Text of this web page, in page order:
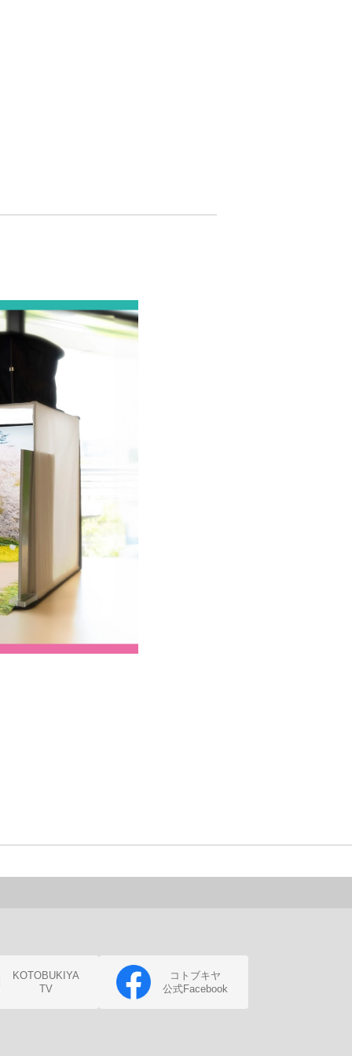
KOTOBUKIYA
TV
コトブキヤ
公式Facebook